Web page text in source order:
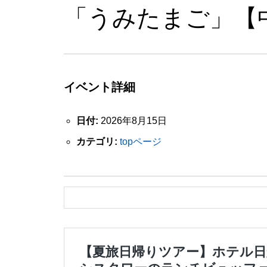
「うみたまご」【
イベント詳細
日付: 2026年8月15日
カテゴリ: topページ